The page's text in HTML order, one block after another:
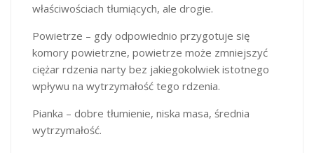
właściwościach tłumiących, ale drogie.
Powietrze – gdy odpowiednio przygotuje się
komory powietrzne, powietrze może zmniejszyć
ciężar rdzenia narty bez jakiegokolwiek istotnego
wpływu na wytrzymałość tego rdzenia.
Pianka – dobre tłumienie, niska masa, średnia
wytrzymałość.